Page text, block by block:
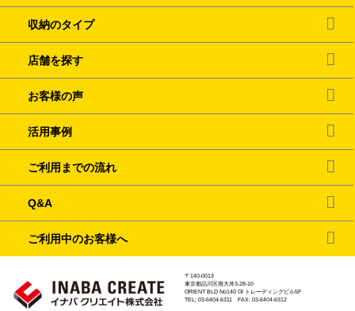
収納のタイプ
店舗を探す
お客様の声
活用事例
ご利用までの流れ
Q&A
ご利用中のお客様へ
〒140-0013
東京都品川区南大井3-28-10
ORIENT BLD No140 OI トレーディングビル5F
TEL: 03-6404-6311 FAX: 03-6404-6312